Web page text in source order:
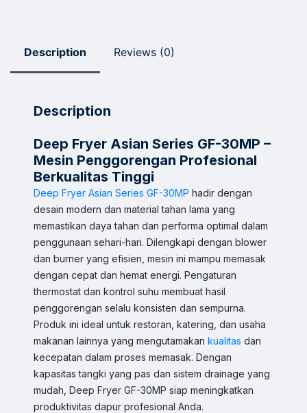
Description Reviews (0)
Description
Deep Fryer Asian Series GF-30MP –
Mesin Penggorengan Profesional
Berkualitas Tinggi
Deep Fryer Asian Series GF-30MP hadir dengan
desain modern dan material tahan lama yang
memastikan daya tahan dan performa optimal dalam
penggunaan sehari-hari. Dilengkapi dengan blower
dan burner yang efisien, mesin ini mampu memasak
dengan cepat dan hemat energi. Pengaturan
thermostat dan kontrol suhu membuat hasil
penggorengan selalu konsisten dan sempurna.
Produk ini ideal untuk restoran, katering, dan usaha
makanan lainnya yang mengutamakan kualitas dan
kecepatan dalam proses memasak. Dengan
kapasitas tangki yang pas dan sistem drainage yang
mudah, Deep Fryer GF-30MP siap meningkatkan
produktivitas dapur profesional Anda.
Sales & Support
Pilih Kontak WhatsApp
Respon cepat untuk order, info produk, dan bantuan.